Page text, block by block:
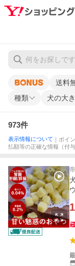
送料
種類 犬の大
973件
表示情報について ｜ポイ
払額等の正確な情報（付